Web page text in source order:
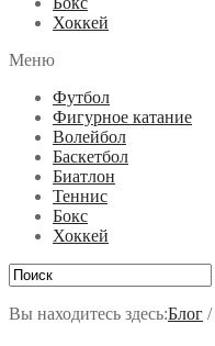
Хоккей
Меню
Футбол
Фигурное катание
Волейбол
Баскетбол
Биатлон
Теннис
Бокс
Хоккей
Вы находитесь здесь:Блог /